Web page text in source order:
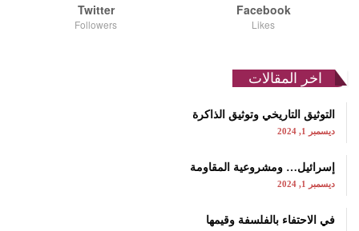
Facebook
Likes
Twitter
Followers
اخر المقالات
التوثيق التاريخي وتوثيق الذاكرة
ديسمبر 1, 2024
إسرائيل… ومشروعية المقاومة
ديسمبر 1, 2024
في الاحتفاء بالفلسفة وقيمها